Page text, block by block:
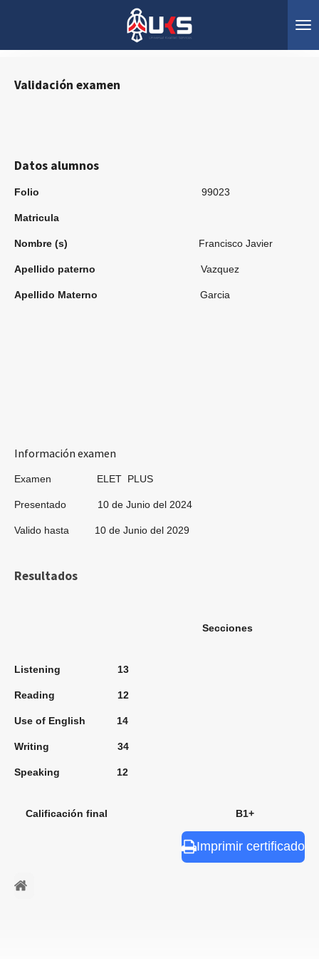
Validación examen
Datos alumnos
Folio 99023
Matricula
Nombre (s) Francisco Javier
Apellido paterno Vazquez
Apellido Materno Garcia
Información examen
Examen ELET PLUS
Presentado 10 de Junio del 2024
Valido hasta 10 de Junio del 2029
Resultados
Secciones
Listening 13
Reading 12
Use of English 14
Writing 34
Speaking 12
Calificación final B1+
Imprimir certificado
⠀ㅤ